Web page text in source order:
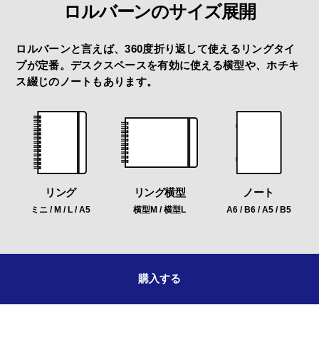
ロルバーンのサイズ展開
ロルバーンと言えば、360度折り返して使えるリングタイ
プが定番。 デスクスペースを有効に使える横型や、ホチキ
ス綴じのノートもあります。
リング
ミニ / M / L / A5
リング横型
横型M / 横型L
ノート
A6 / B6 / A5 / B5
購入する